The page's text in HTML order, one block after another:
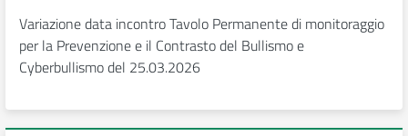
Variazione data incontro Tavolo Permanente di monitoraggio
per la Prevenzione e il Contrasto del Bullismo e
Cyberbullismo del 25.03.2026